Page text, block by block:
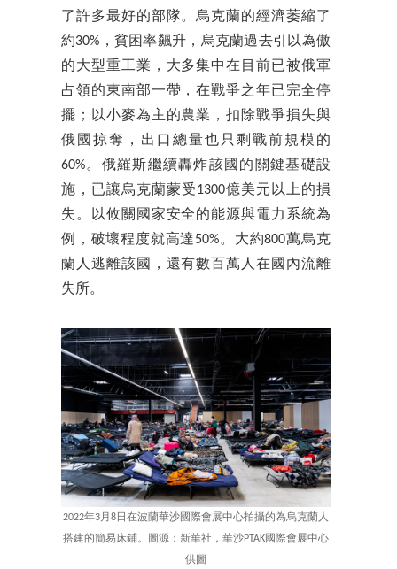
了許多最好的部隊。烏克蘭的經濟萎縮了
約30%，貧困率飆升，烏克蘭過去引以為傲
的大型重工業，大多集中在目前已被俄軍
占領的東南部一帶，在戰爭之年已完全停
擺；以小麥為主的農業，扣除戰爭損失與
俄國掠奪，出口總量也只剩戰前規模的
60%。俄羅斯繼續轟炸該國的關鍵基礎設
施，已讓烏克蘭蒙受1300億美元以上的損
失。以攸關國家安全的能源與電力系統為
例，破壞程度就高達50%。大約800萬烏克
蘭人逃離該國，還有數百萬人在國內流離
失所。
2022年3月8日在波蘭華沙國際會展中心拍攝的為烏克蘭人
搭建的簡易床鋪。圖源：新華社，華沙PTAK國際會展中心
供圖